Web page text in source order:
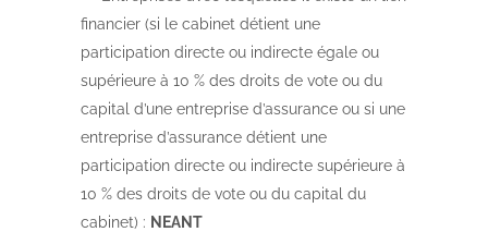
financier (si le cabinet détient une
participation directe ou indirecte égale ou
supérieure à 10 % des droits de vote ou du
capital d’une entreprise d’assurance ou si une
entreprise d’assurance détient une
participation directe ou indirecte supérieure à
10 % des droits de vote ou du capital du
cabinet) : NEANT